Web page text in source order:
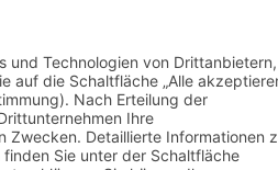
Vormontierte Bodenverankerung. Zum
Montieren von Pollern, Leitschwellen,
Parkstopps, Fahrbahnschwellen